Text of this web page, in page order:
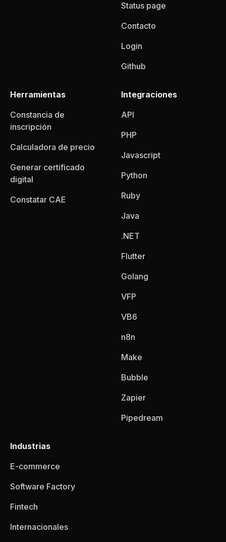
Status page
Contacto
Login
Github
Herramientas
Constancia de
inscripción
Calculadora de precio
Generar certificado
digital
Constatar CAE
Integraciones
API
PHP
Javascript
Python
Ruby
Java
.NET
Flutter
Golang
VFP
VB6
n8n
Make
Bubble
Zapier
Pipedream
Industrias
E-commerce
Software Factory
Fintech
Internacionales